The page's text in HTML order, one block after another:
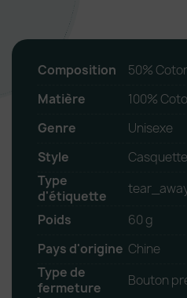
Composition
50%
Matière
100%
Genre
Unisexe
Style
Casquette
Type
d'étiquette
Poids
60 g
Pays d'origine Chine
Type de
fermeture
Bouton